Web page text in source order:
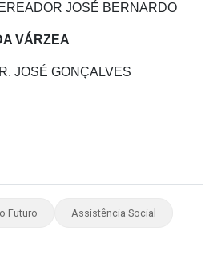
JOSÉ BERNARDO
VÁRZEA
JOSÉ GONÇALVES
Futuro Assistência Social